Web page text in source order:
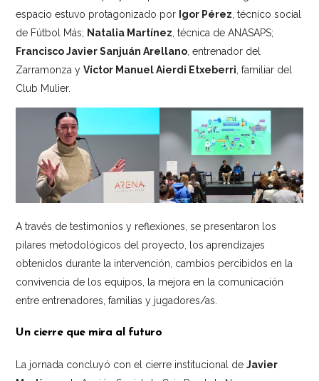
espacio estuvo protagonizado por Igor Pérez , técnico social
de Fútbol Más; Natalia Martínez , técnica de ANASAPS;
Francisco Javier Sanjuán Arellano , entrenador del
Zarramonza yVíctor Manuel Aierdi Etxeberri , familiar del
Club Mulier.
A través de testimonios y reflexiones, se presentaron los
pilares metodológicos del proyecto, los aprendizajes
obtenidos durante la intervención, cambios percibidos en la
convivencia de los equipos, la mejora en la comunicación
entre entrenadores, familias y jugadores/as.
Un cierre que mira al futuro
La jornada concluyó con el cierre institucional deJavier